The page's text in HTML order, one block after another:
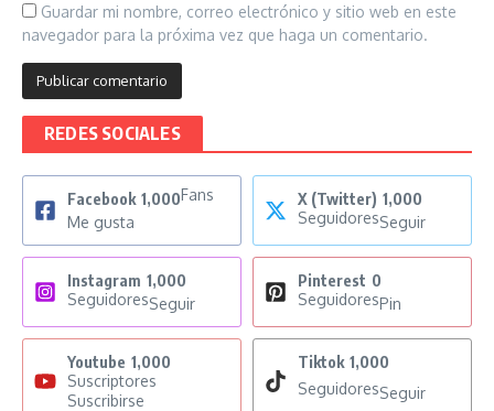
Guardar mi nombre, correo electrónico y sitio web en este
navegador para la próxima vez que haga un comentario.
REDES SOCIALES
Facebook 1,000Fans
Me gusta
X (Twitter) 1,000
SeguidoresSeguir
Instagram 1,000
SeguidoresSeguir
Pinterest 0
SeguidoresPin
Youtube 1,000
Suscriptores
Suscribirse
Tiktok 1,000
SeguidoresSeguir